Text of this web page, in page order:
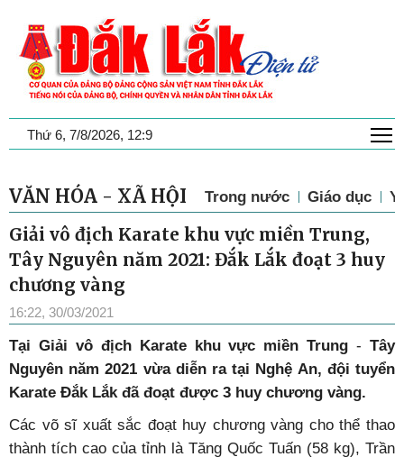
Thứ 6, 7/8/2026, 12:9
VĂN HÓA - XÃ HỘI Trong nước Giáo dục Y
Giải vô địch Karate khu vực miền Trung,
Tây Nguyên năm 2021: Đắk Lắk đoạt 3 huy
chương vàng
16:22, 30/03/2021
Tại Giải vô địch Karate khu vực miền Trung -Tây
Nguyên năm 2021 vừa diễn ra tại Nghệ An, đội tuyển
Karate Đắk Lắk đã đoạt được 3 huy chương vàng.
Các võ sĩ xuất sắc đoạt huy chương vàng cho thể thao
thành tích cao của tỉnh là Tăng Quốc Tuấn (58 kg), Trần